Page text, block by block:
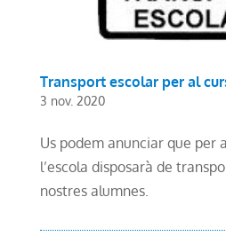
Transport escolar per al
3 nov. 2020
Us podem anunciar que per
l’escola disposarà de
nostres alumnes.